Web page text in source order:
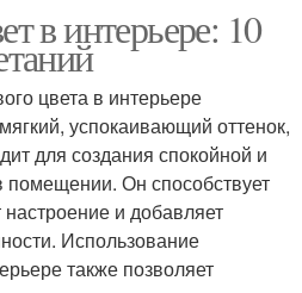
в интерьере: 10
цвета в интерьере
успокаивающий оттенок,
для создания спокойной и
Он способствует
и добавляет
Использование
также позволяет